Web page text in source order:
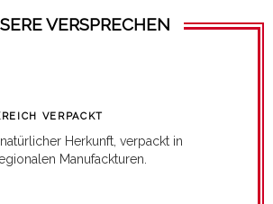
VERSPRECHEN
VERPACKT
Herkunft, verpackt in
Manufackturen.